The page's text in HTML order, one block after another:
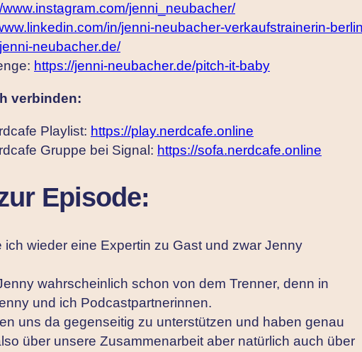
www.instagram.com/jenni_neubacher/
in/jenni-neubacher-verkaufstrainerin-
neubacher.de/
https://jenni-neubacher.de/pitch-it-baby
verbinden:
Playlist: https://play.nerdcafe.online
Gruppe bei Signal: https://sofa.nerdcafe.online
Episode:
ich wieder eine Expertin zu Gast und zwar Jenny
wahrscheinlich schon von dem Trenner, denn in
und ich Podcastpartnerinnen.
uns da gegenseitig zu unterstützen und haben genau
über unsere Zusammenarbeit aber natürlich auch über